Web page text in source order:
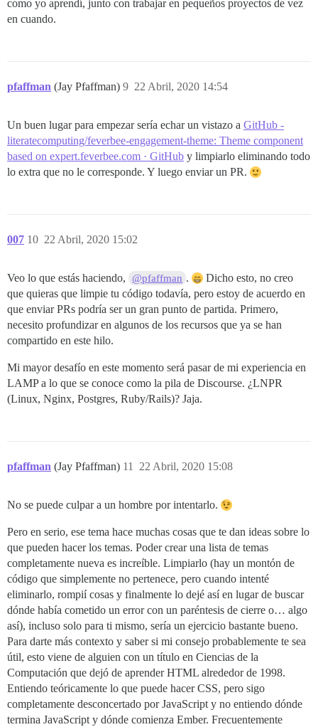
como yo aprendí, junto con trabajar en pequeños proyectos de vez
en cuando.
pfaffman (Jay Pfaffman) 22 Abril, 2020 14:54
9
Un buen lugar para empezar sería echar un vistazo a GitHub -
literatecomputing/feverbee-engagement-theme: Theme component
based on expert.feverbee.com · GitHub y limpiarlo eliminando todo
lo extra que no le corresponde. Y luego enviar un PR.
007 22 Abril, 2020 15:02
10
Veo lo que estás haciendo, @pfaffman .
Dicho esto, no creo
que quieras que limpie tu código todavía, pero estoy de acuerdo en
que enviar PRs podría ser un gran punto de partida. Primero,
necesito profundizar en algunos de los recursos que ya se han
compartido en este hilo.
Mi mayor desafío en este momento será pasar de mi experiencia en
LAMP a lo que se conoce como la pila de Discourse. ¿LNPR
(Linux, Nginx, Postgres, Ruby/Rails)? Jaja.
pfaffman (Jay Pfaffman) 22 Abril, 2020 15:08
11
No se puede culpar a un hombre por intentarlo.
Pero en serio, ese tema hace muchas cosas que te dan ideas sobre lo
que pueden hacer los temas. Poder crear una lista de temas
completamente nueva es increíble. Limpiarlo (hay un montón de
código que simplemente no pertenece, pero cuando intenté
eliminarlo, rompií cosas y finalmente lo dejé así en lugar de buscar
dónde había cometido un error con un paréntesis de cierre o… algo
así), incluso solo para ti mismo, sería un ejercicio bastante bueno.
Para darte más contexto y saber si mi consejo probablemente te sea
útil, esto viene de alguien con un título en Ciencias de la
Computación que dejó de aprender HTML alrededor de 1998.
Entiendo teóricamente lo que puede hacer CSS, pero sigo
completamente desconcertado por JavaScript y no entiendo dónde
termina JavaScript y dónde comienza Ember. Frecuentemente